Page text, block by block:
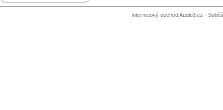
Internetový obchod Audio3.cz -